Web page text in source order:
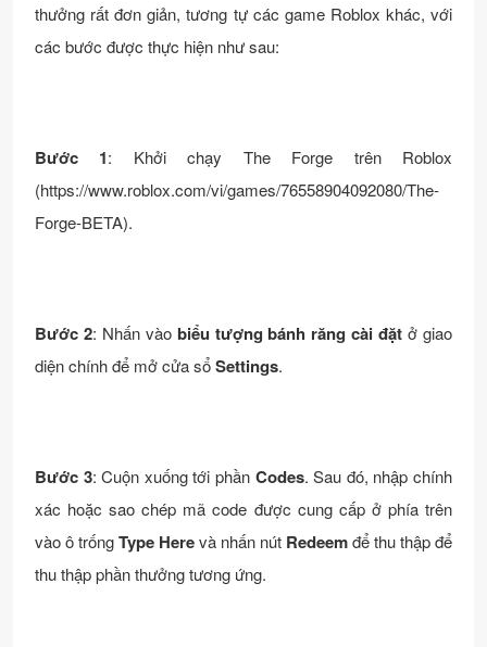
thưởng rất đơn giản, tương tự các game Roblox khác, với
các bước được thực hiện như sau:
Bước 1: Khởi chạy The Forge trên Roblox
(https://www.roblox.com/vi/games/76558904092080/The-
Forge-BETA).
Bước 2: Nhấn vào biểu tượng bánh răng cài đặt ở giao
diện chính để mở cửa sổSettings.
Bước 3: Cuộn xuống tới phần Codes. Sau đó, nhập chính
xác hoặc sao chép mã code được cung cấp ở phía trên
vào ô trốngType Herevà nhấn nút Redeemđể thu thập để
thu thập phần thưởng tương ứng.